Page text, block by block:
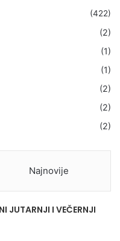
(422)
(2)
(1)
(1)
(2)
(2)
(2)
Najnovije
JUTARNJI I VEČERNJI